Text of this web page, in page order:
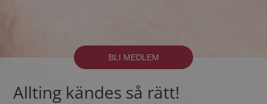
BLI MEDLEM
Allting kändes så rätt!